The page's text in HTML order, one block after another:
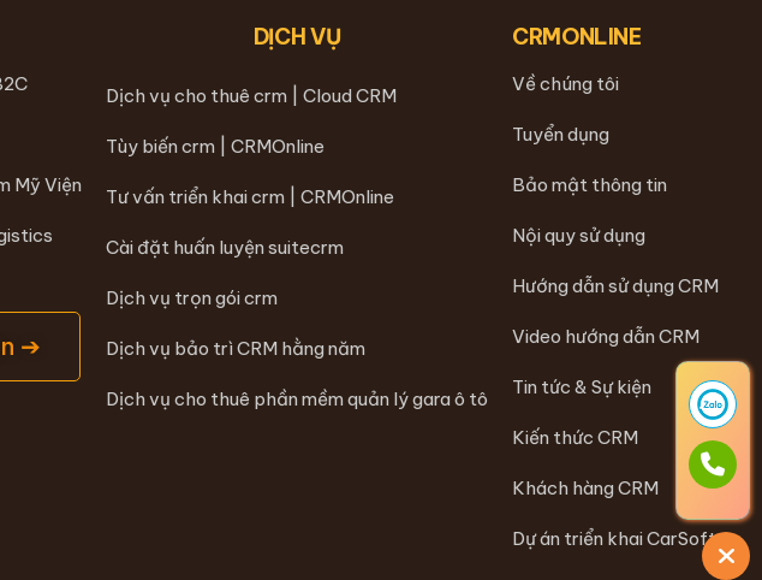
Mỹ Viện
➔
DỊCH VỤ
Dịch vụ cho thuê crm | Cloud CRM
Tùy biến crm | CRMOnline
Tư vấn triển khai crm | CRMOnline
Cài đặt huấn luyện suitecrm
Dịch vụ trọn gói crm
Dịch vụ bảo trì CRM hằng năm
Dịch vụ cho thuê phần mềm quản lý gara ô tô
CRMONLINE
Về chúng tôi
Tuyển dụng
Bảo mật thông tin
Nội quy sử dụng
Hướng dẫn sử dụng CRM
Video hướng dẫn CRM
Tin tức & Sự kiện
Kiến thức CRM
Khách hàng CRM
Dự án triển khai CarSoft